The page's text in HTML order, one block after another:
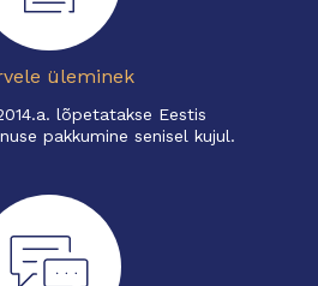
üleminek
lõpetatakse Eestis
pakkumine senisel kujul.